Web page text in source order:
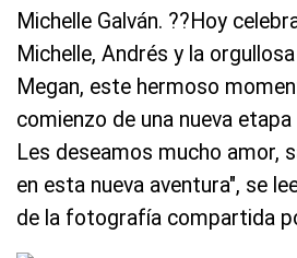
Michelle Galván. ??Hoy
Michelle, Andrés y la
Megan, este hermoso
comienzo de una nueva
Les deseamos mucho amor,
en esta nueva aventura", se
de la fotografía compartida